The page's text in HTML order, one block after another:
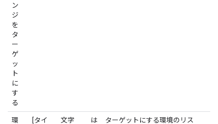
ン
ジ
を
タ
ー
ゲ
ッ
ト
に
す
る
環
[タイ
文字
は
ターゲットにする環境のリス